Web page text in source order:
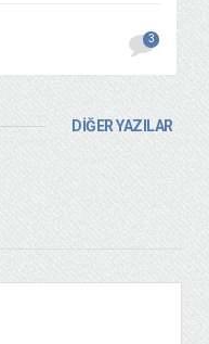
3
DİĞER YAZILAR